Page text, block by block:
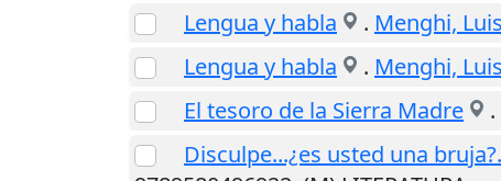
Lengua y habla
. Menghi,
Lengua y habla
. Menghi,
El tesoro de la Sierra Madre
.
Disculpe...¿es usted una bruja?.